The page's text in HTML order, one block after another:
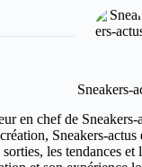
Sneakers-
en chef de
Sneakers-
les tendances